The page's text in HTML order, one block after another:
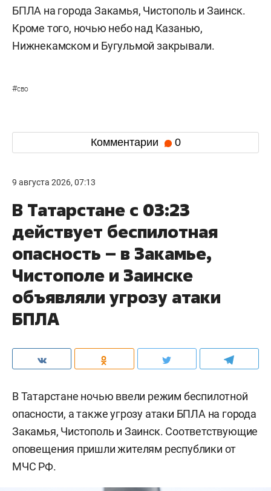
БПЛА на города Закамья, Чистополь и Заинск.
Кроме того, ночью небо над Казанью,
Нижнекамском и Бугульмой закрывали.
#сво
Комментарии 0
9 августа 2026, 07:13
В Татарстане с 03:23
действует беспилотная
опасность – в Закамье,
Чистополе и Заинске
объявляли угрозу атаки
БПЛА
В Татарстане ночью ввели режим беспилотной
опасности, а также угрозу атаки БПЛА на города
Закамья, Чистополь и Заинск. Соответствующие
оповещения пришли жителям республики от
МЧС РФ.